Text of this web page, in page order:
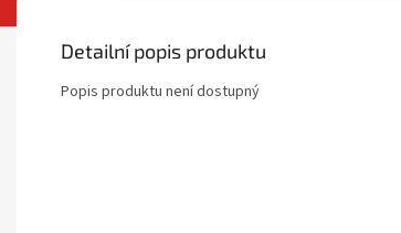
Detailní popis produktu
Popis produktu není dostupný